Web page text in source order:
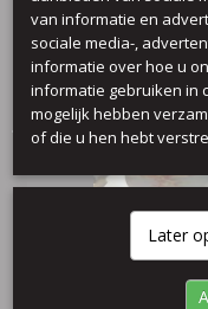
Sortieren
van informatie en
sociale media-,
informatie over hoe u
informatie gebruiken in
mogelijk hebben
of die u hen hebt
Later